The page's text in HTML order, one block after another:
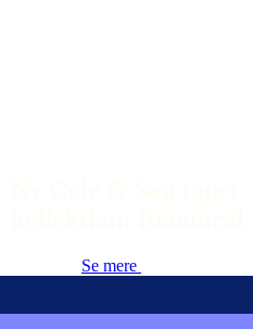
Se mere